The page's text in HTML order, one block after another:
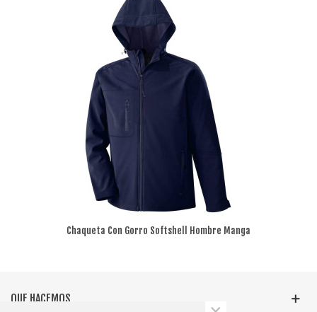
Chaqueta Con Gorro Softshell Hombre Manga
QUE HACEMOS